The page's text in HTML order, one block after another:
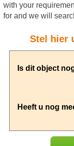
with your
for and we will
Stel hier